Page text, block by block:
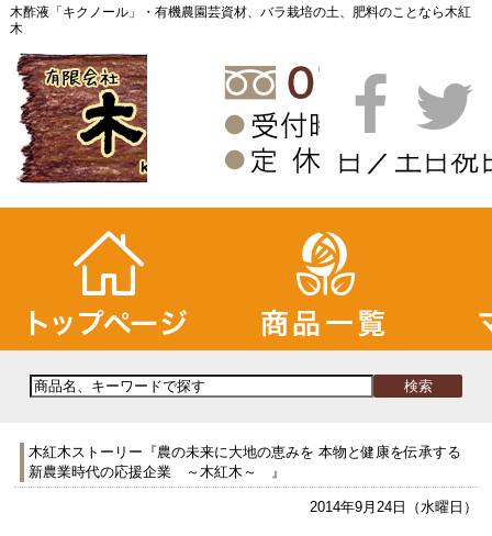
木酢液「キクノール」・有機農園芸資材、バラ栽培の土、肥料のことなら木紅
木
木紅木ストーリー『農の未来に大地の恵みを 本物と健康を伝承する
新農業時代の応援企業 ～木紅木～ 』
2014年9月24日（水曜日）